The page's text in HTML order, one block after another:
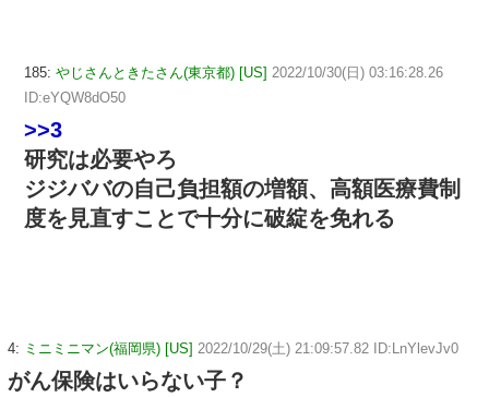
185: やじさんときたさん(東京都) [US] 2022/10/30(日) 03:16:28.26
ID:eYQW8dO50
>>3
研究は必要やろ
ジジババの自己負担額の増額、高額医療費制
度を見直すことで十分に破綻を免れる
4: ミニミニマン(福岡県) [US] 2022/10/29(土) 21:09:57.82 ID:LnYlevJv0
がん保険はいらない子？